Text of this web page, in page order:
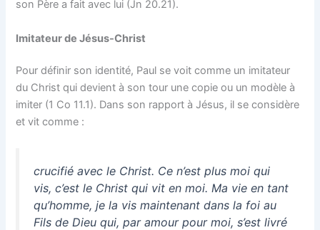
son Père a fait avec lui (Jn 20.21).
Imitateur de Jésus-Christ
Pour définir son identité, Paul se voit comme un imitateur
du Christ qui devient à son tour une copie ou un modèle à
imiter (1 Co 11.1). Dans son rapport à Jésus, il se considère
et vit comme :
crucifié avec le Christ. Ce n’est plus moi qui
vis, c’est le Christ qui vit en moi. Ma vie en tant
qu’homme, je la vis maintenant dans la foi au
Fils de Dieu qui, par amour pour moi, s’est livré